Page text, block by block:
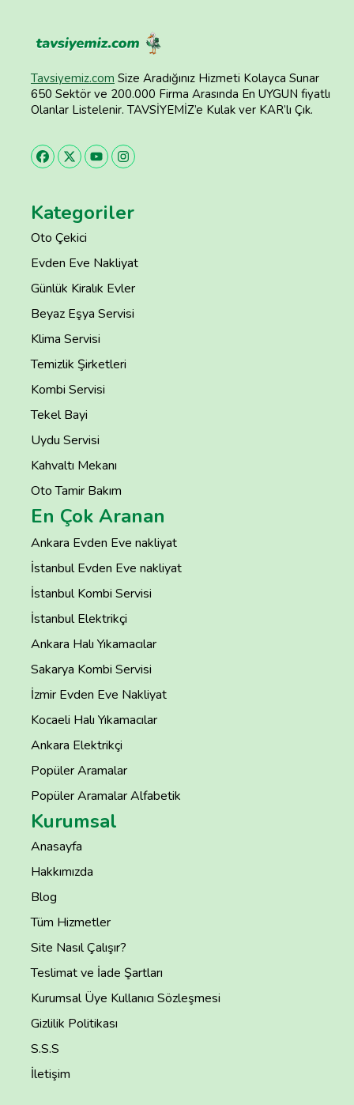
Tavsiyemiz.com Size Aradığınız Hizmeti Kolayca Sunar
650 Sektör ve 200.000 Firma Arasında En UYGUN fiyatlı
Olanlar Listelenir. TAVSİYEMİZ’e Kulak ver KAR’lı Çık.
Kategoriler
Oto Çekici
Evden Eve Nakliyat
Günlük Kiralık Evler
Beyaz Eşya Servisi
Klima Servisi
Temizlik Şirketleri
Kombi Servisi
Tekel Bayi
Uydu Servisi
Kahvaltı Mekanı
Oto Tamir Bakım
En Çok Aranan
Ankara Evden Eve nakliyat
İstanbul Evden Eve nakliyat
İstanbul Kombi Servisi
İstanbul Elektrikçi
Ankara Halı Yıkamacılar
Sakarya Kombi Servisi
İzmir Evden Eve Nakliyat
Kocaeli Halı Yıkamacılar
Ankara Elektrikçi
Popüler Aramalar
Popüler Aramalar Alfabetik
Kurumsal
Anasayfa
Hakkımızda
Blog
Tüm Hizmetler
Site Nasıl Çalışır?
Teslimat ve İade Şartları
Kurumsal Üye Kullanıcı Sözleşmesi
Gizlilik Politikası
S.S.S
İletişim